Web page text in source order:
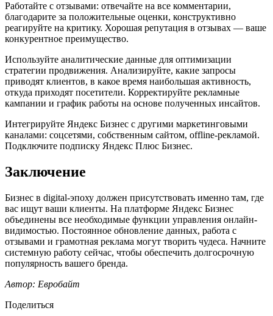
Работайте с отзывами: отвечайте на все комментарии,
благодарите за положительные оценки, конструктивно
реагируйте на критику. Хорошая репутация в отзывах — ваше
конкурентное преимущество.
Используйте аналитические данные для оптимизации
стратегии продвижения. Анализируйте, какие запросы
приводят клиентов, в какое время наибольшая активность,
откуда приходят посетители. Корректируйте рекламные
кампании и график работы на основе полученных инсайтов.
Интегрируйте Яндекс Бизнес с другими маркетинговыми
каналами: соцсетями, собственным сайтом, offline-рекламой.
Подключите подписку Яндекс Плюс Бизнес.
Заключение
Бизнес в digital-эпоху должен присутствовать именно там, где
вас ищут ваши клиенты. На платформе Яндекс Бизнес
объединены все необходимые функции управления онлайн-
видимостью. Постоянное обновление данных, работа с
отзывами и грамотная реклама могут творить чудеса. Начните
системную работу сейчас, чтобы обеспечить долгосрочную
популярность вашего бренда.
Автор: Евробайт
Поделиться